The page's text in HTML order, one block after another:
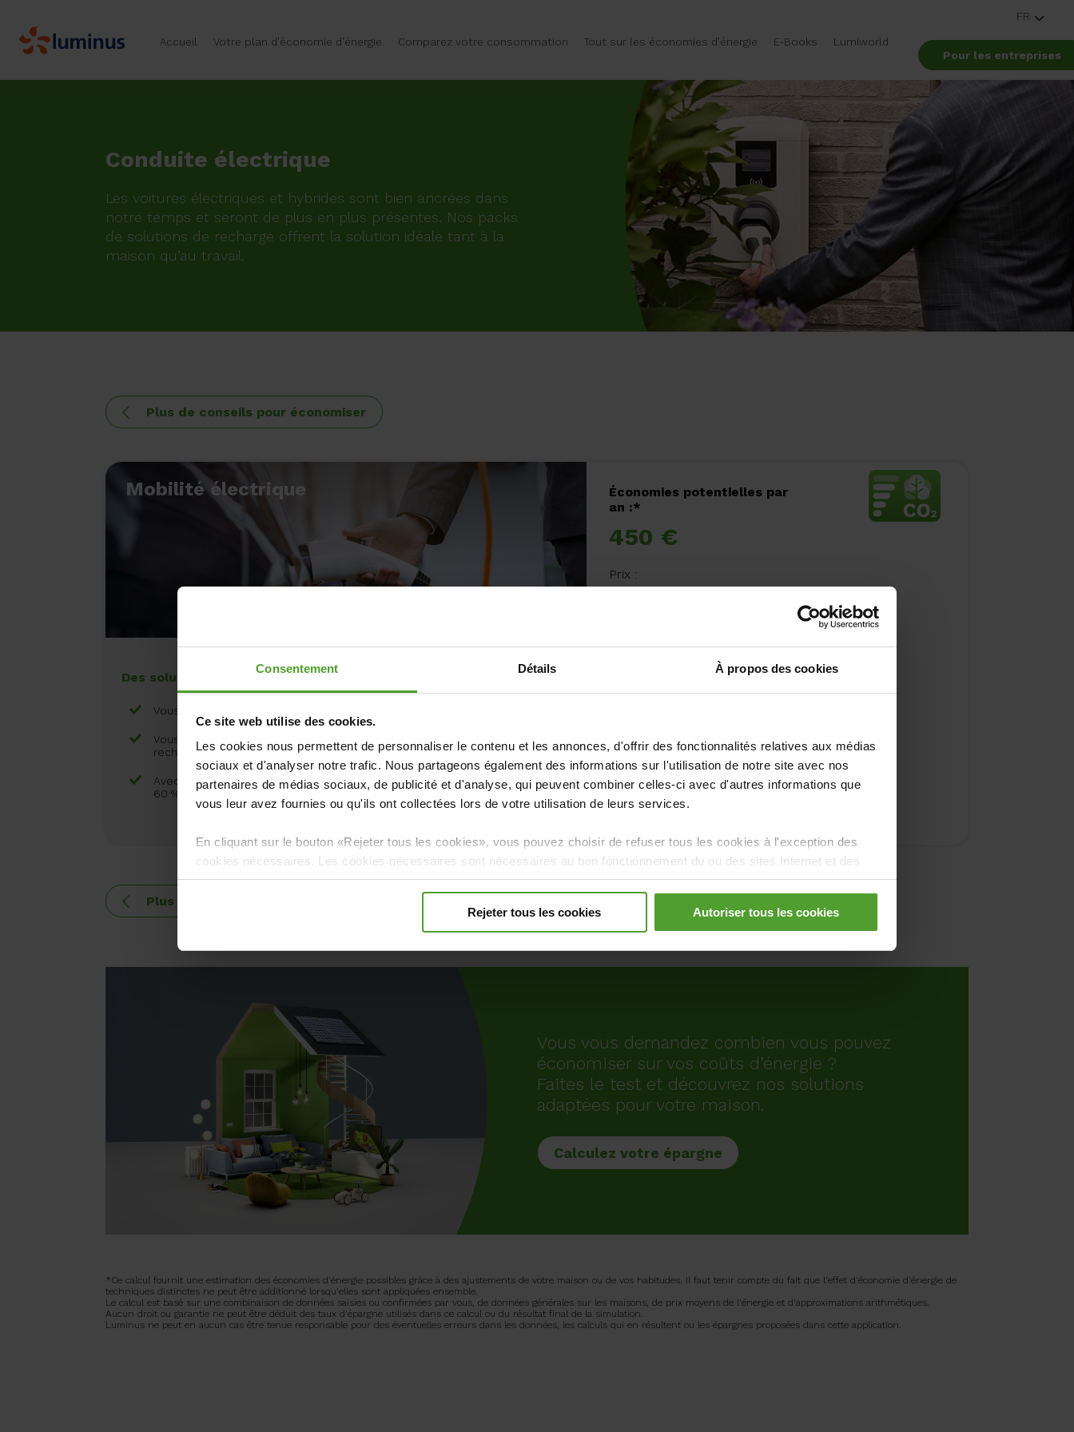
Consentement Détails À propos des cookies
Ce site web utilise des cookies.
Les cookies nous permettent de personnaliser le contenu et les annonces, d'offrir des fonctionnalités relatives aux médias
sociaux et d'analyser notre trafic. Nous partageons également des informations sur l'utilisation de notre site avec nos
partenaires de médias sociaux, de publicité et d'analyse, qui peuvent combiner celles-ci avec d'autres informations que
vous leur avez fournies ou qu'ils ont collectées lors de votre utilisation de leurs services.
En cliquant sur le bouton «Rejeter tous les cookies», vous pouvez choisir de refuser tous les cookies à l'exception des
cookies nécessaires. Les cookies nécessaires sont nécessaires au bon fonctionnement du ou des sites Internet et des
applications et ne peuvent être refusés.
Rejeter tous les cookies Autoriser tous les cookies
FR
Pour les entreprises
Accueil Votre plan d'économie d'énergie Comparez votre consommation Tout sur les économies d’énergie E-Books Lumiworld
Conduite électrique
Les voitures électriques et hybrides sont bien ancrées dans
notre temps et seront de plus en plus présentes. Nos packs
de solutions de recharge offrent la solution idéale tant à la
maison qu’au travail.
Plus de conseils pour économiser
Mobilité électrique
Des solutions intelligentes pour recharger votre voiture
Vous économisez en moyenne 450 euros en frais de carburant.
Vous pouvez déduire votre électricité et les coûts de votre station de
recharge à hauteur de 120 %.
Avec une station de recharge, vous pouvez recharger votre véhicule jusqu'à
60 % plus vite.
Économies potentielles par
an :*
450 €
Prix :
n/a
En savoir plus sur la
mobilité électrique au
Plus de conseils pour économiser
Vous vous demandez combien vous pouvez
économiser sur vos coûts d’énergie ?
Faites le test et découvrez nos solutions
adaptées pour votre maison.
Calculez votre épargne
*Ce calcul fournit une estimation des économies d'énergie possibles grâce à des ajustements de votre maison ou de vos habitudes. Il faut tenir compte du fait que l'effet d'économie d'énergie de
techniques distinctes ne peut être additionné lorsqu'elles sont appliquées ensemble.
Le calcul est basé sur une combinaison de données saisies ou confirmées par vous, de données générales sur les maisons, de prix moyens de l'énergie et d'approximations arithmétiques.
Aucun droit ou garantie ne peut être déduit des taux d'épargne utilisés dans ce calcul ou du résultat final de la simulation.
Luminus ne peut en aucun cas être tenue responsable pour des éventuelles erreurs dans les données, les calculs qui en résultent ou les épargnes proposées dans cette application.